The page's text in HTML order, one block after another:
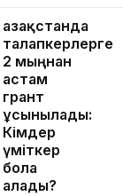
Қазақстанда
талапкерлерге
2 мыңнан
астам
грант
ұсынылады:
Кімдер
үміткер
бола
алады?